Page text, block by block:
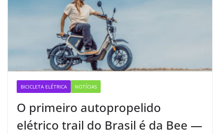
BICICLETA ELÉTRICA NOTÍCIAS
O primeiro autopropelido
elétrico trail do Brasil é da Bee —